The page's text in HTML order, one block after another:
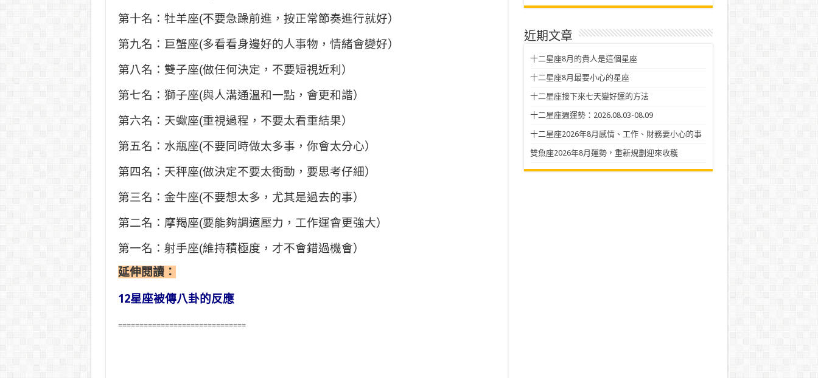
第十名：牡羊座(不要急躁前進，按正常節奏進行就好）
第九名：巨蟹座(多看看身邊好的人事物，情緒會變好）
第八名：雙子座(做任何決定，不要短視近利）
第七名：獅子座(與人溝通溫和一點，會更和諧）
第六名：天蠍座(重視過程，不要太看重結果）
第五名：水瓶座(不要同時做太多事，你會太分心）
第四名：天秤座(做決定不要太衝動，要思考仔細）
第三名：金牛座(不要想太多，尤其是過去的事）
第二名：摩羯座(要能夠調適壓力，工作運會更強大）
第一名：射手座(維持積極度，才不會錯過機會）
延伸閱讀：
12星座被傳八卦的反應
==============================
近期文章
十二星座8月的貴人是這個星座
十二星座8月最要小心的星座
十二星座接下來七天變好運的方法
十二星座週運勢：2026.08.03-08.09
十二星座2026年8月感情、工作、財務要小心的事
雙魚座2026年8月運勢，重新規劃迎來收穫